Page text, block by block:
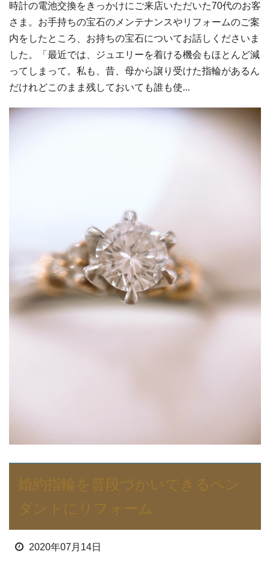
時計の電池交換をきっかけにご来店いただいた70代のお客
さま。お手持ちの宝石のメンテナンスやリフォームのご案
内をしたところ、お持ちの宝石についてお話しくださいま
した。「最近では、ジュエリーを着ける機会もほとんど減
ってしまって。私も、昔、母から譲り受けた指輪があるん
だけれどこのまま残しておいても誰も使...
婚約指輪を普段づかいできるペン
ダントにリフォーム
2020年07月14日